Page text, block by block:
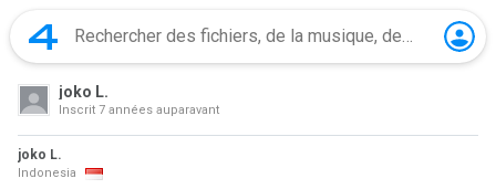
joko L.
Inscrit 7 années auparavant
joko L.
Indonesia